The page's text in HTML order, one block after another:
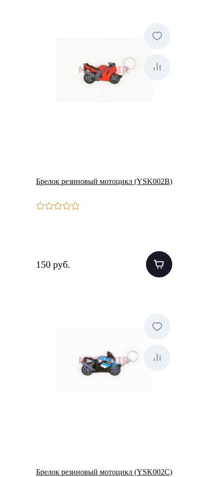
Брелок резиновый мотоцикл (YSK002B)
150 руб.
Брелок резиновый мотоцикл (YSK002С)